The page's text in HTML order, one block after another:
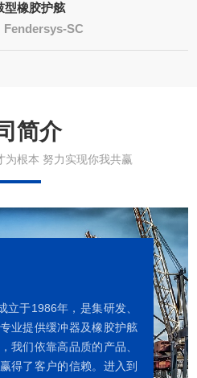
型橡胶护舷
Fendersys-SC
简介
为根本 努力实现你我共赢
于1986年，是集研发、
业提供缓冲器及橡胶护舷
我们依靠高品质的产品、
得了客户的信赖。进入到